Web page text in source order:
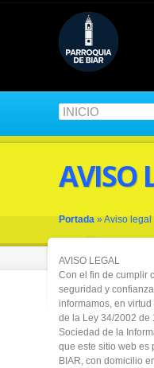
AVISO
Portada »Aviso legal
AVISO LEGAL
Con el fin de cumplir
seguridad y
informamos, en
de la Ley 34/2002 de
Sociedad de la
que este sitio web es
BIAR, con domicilio